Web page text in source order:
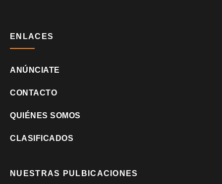
ENLACES
ANÚNCIATE
CONTACTO
QUIÉNES SOMOS
CLASIFICADOS
NUESTRAS PULBICACIONES